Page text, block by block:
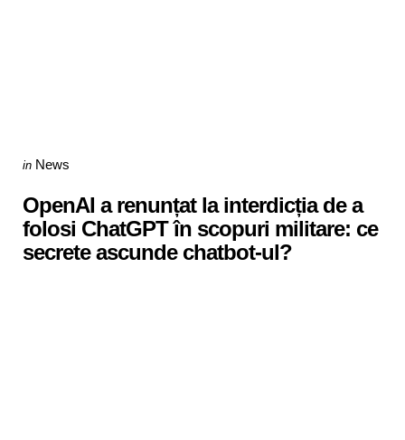
Categories
Posted
in News
OpenAI a renunțat la interdicția de a
folosi ChatGPT în scopuri militare: ce
secrete ascunde chatbot-ul?